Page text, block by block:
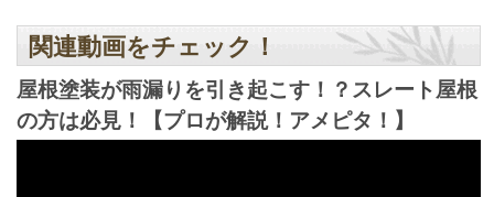
関連動画をチェック！
屋根塗装が雨漏りを引き起こす！？スレート屋根
の方は必見！【プロが解説！アメピタ！】